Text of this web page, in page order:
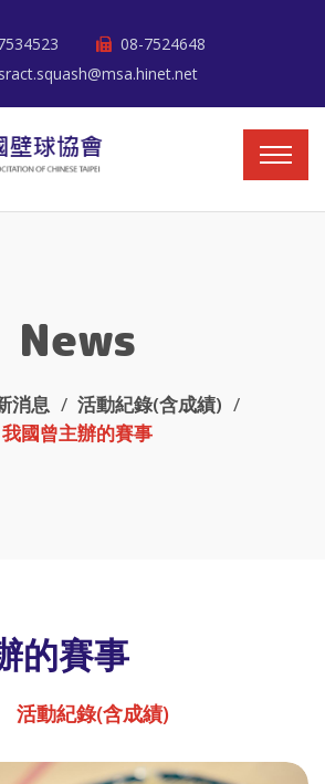
08-7524648
sract.squash@msa.hinet.net
News
消息 活動紀錄(含成績)
我國曾主辦的賽事
的賽事
活動紀錄(含成績)